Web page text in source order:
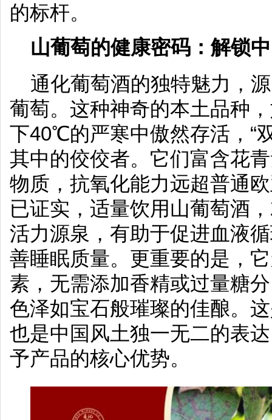
的标杆。
山葡萄的健康密码：解锁
通化葡萄酒的独特魅力，
葡萄。这种神奇的本土品种
下40℃的严寒中傲然存活，“
其中的佼佼者。它们富含花
物质，抗氧化能力远超普通
已证实，适量饮用山葡萄酒
活力源泉，有助于促进血液
善睡眠质量。更重要的是，
素，无需添加香精或过量糖
色泽如宝石般璀璨的佳酿。
也是中国风土独一无二的表
予产品的核心优势。